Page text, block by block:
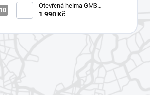
Otevřená helma GMS
ZG11501 GELATO Curaçao
1 990 Kč